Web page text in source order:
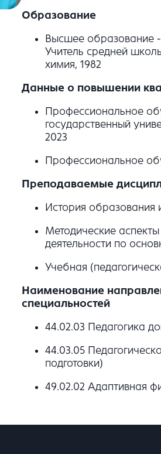
Образование
Высшее образование -
Учитель средней
химия, 1982
Данные о повышении
Профессиональное
государственный
2023
Профессиональное
Преподаваемые
История образования
Методические
деятельности по
Учебная
Наименование
специальностей
44.02.03 Педагогика
44.03.05
подготовки)
49.02.02 Адаптивная